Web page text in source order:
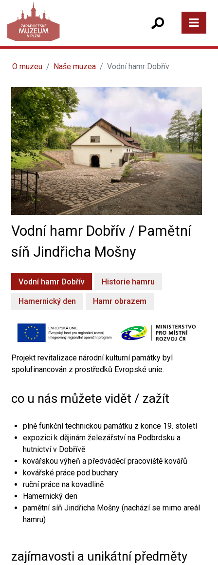
O muzeu Naše muzea Vodní hamr Dobřív
Vodní hamr Dobřív / Pamětní
síň Jindřicha Mošny
Vodní hamr Dobřív Historie hamru
Hamernický den Hamr obrazem
Projekt revitalizace národní kulturní památky byl
spolufinancován z prostředků Evropské unie.
co u nás můžete vidět / zažít
plně funkční technickou památku z konce 19. století
expozici k dějinám železářství na Podbrdsku a
hutnictví v Dobřívě
kovářskou výheň a předváděcí pracoviště kovářů
kovářské práce pod buchary
ruční práce na kovadlině
Hamernický den
pamětní síň Jindřicha Mošny (nachází se mimo areál
hamru)
zajímavosti a unikátní předměty